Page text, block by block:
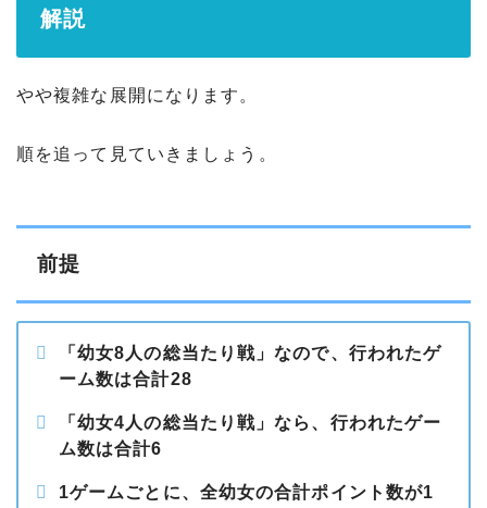
解説
やや複雑な展開になります。
順を追って見ていきましょう。
前提
「幼女8人の総当たり戦」なので、行われたゲ
ーム数は合計28
「幼女4人の総当たり戦」なら、行われたゲー
ム数は合計6
1ゲームごとに、全幼女の合計ポイント数が1